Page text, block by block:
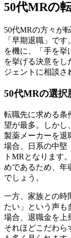
50代MRの
50代MRの方々が
「早期退職」で
を機に、「手を挙
を挙げる決意をし
ジェントに相談さ
50代MRの選択
転職先に求める条
望が最多。しかし
製薬メーカーを退
場合、日系の中堅
トMRとなります
めであるため、年
でしょう。
一方、家族との時
たい」という声も
場合、退職金を上
それほどこだわら